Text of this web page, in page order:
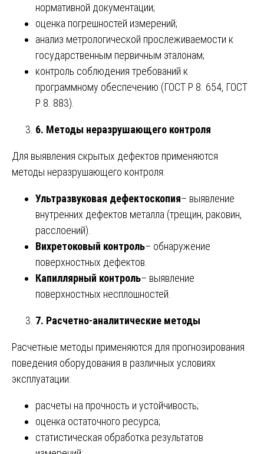
нормативной документации;
оценка погрешностей измерений;
анализ метрологической прослеживаемости к
государственным первичным эталонам;
контроль соблюдения требований к
программному обеспечению (ГОСТ Р 8. 654, ГОСТ
Р 8. 883).
6. Методы неразрушающего контроля
Для выявления скрытых дефектов применяются
методы неразрушающего контроля:
Ультразвуковая дефектоскопия– выявление
внутренних дефектов металла (трещин, раковин,
расслоений).
Вихретоковый контроль– обнаружение
поверхностных дефектов.
Капиллярный контроль– выявление
поверхностных несплошностей.
7. Расчетно-аналитические методы
Расчетные методы применяются для прогнозирования
поведения оборудования в различных условиях
эксплуатации:
расчеты на прочность и устойчивость;
оценка остаточного ресурса;
статистическая обработка результатов